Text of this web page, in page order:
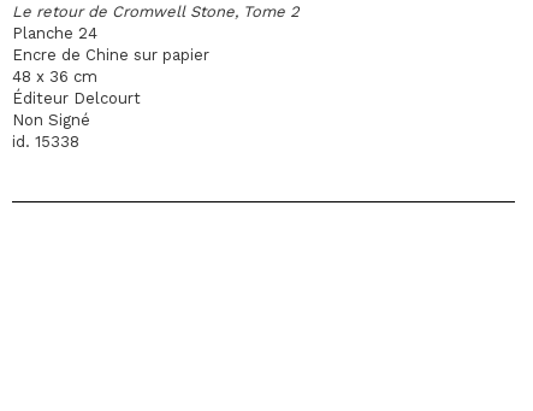
Le retour de Cromwell Stone, Tome 2
Planche 24
Encre de Chine sur papier
48 x 36 cm
Éditeur Delcourt
Non Signé
id. 15338